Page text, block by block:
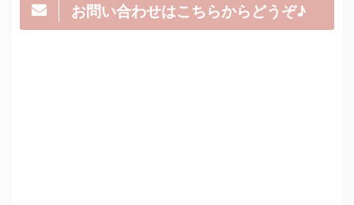
お問い合わせはこちらからどうぞ♪